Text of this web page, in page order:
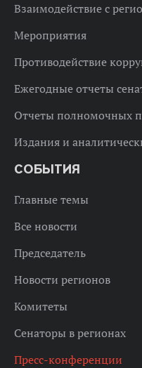
Взаимодействие с
Мероприятия
Противодействие
Ежегодные отчеты
Отчеты полномочных
Издания и
СОБЫТИЯ
Главные темы
Все новости
Председатель
Новости регионов
Комитеты
Сенаторы в регионах
Пресс-конференции